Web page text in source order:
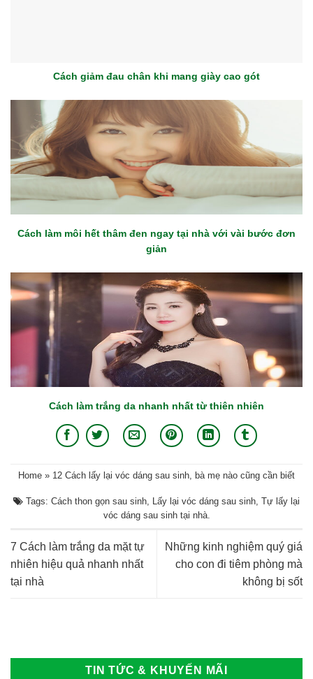
Cách giảm đau chân khi mang giày cao gót
Cách làm môi hết thâm đen ngay tại nhà với vài bước đơn
giản
Cách làm trắng da nhanh nhất từ thiên nhiên
Home » 12 Cách lấy lại vóc dáng sau sinh, bà mẹ nào cũng cần biết
Tags: Cách thon gọn sau sinh Lấy lại vóc dáng sau sinh Tự lấy lại
vóc dáng sau sinh tại nhà.
7 Cách làm trắng da mặt tự
nhiên hiệu quả nhanh nhất
tại nhà
Những kinh nghiệm quý giá
cho con đi tiêm phòng mà
không bị sốt
TIN TỨC & KHUYẾN MÃI